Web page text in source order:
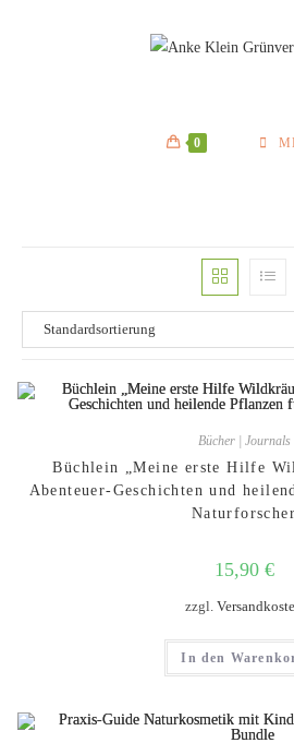
0
Bücher | Journals
Büchlein „Meine erste Hilfe
Abenteuer-Geschichten und
Naturforscher
15,90 €
zzgl.
In den